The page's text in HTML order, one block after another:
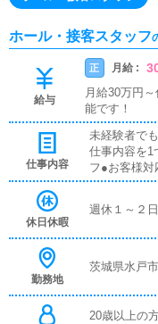
ホール・接客スタッフ
給与
正 月給 :
月給30万円
能です！
仕事内容
未経験者で
仕事内容を1
フ●お客様
作業●店舗
休日休暇
週休１～２
勤務地
茨城県水戸
20歳以上の